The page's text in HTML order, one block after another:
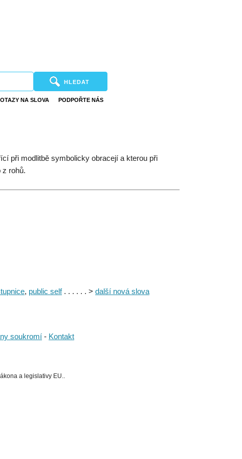
HLEDAT
NA SLOVA PODPOŘTE NÁS
při modlitbě symbolicky obracejí a kterou při
z rohů.
, public self. . . . . . > další nová slova
soukromí - Kontakt
a legislativy EU..